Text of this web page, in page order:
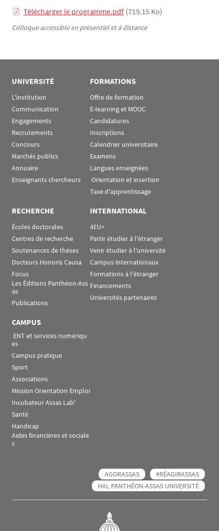
Télécharger le programme.pdf (719.15 Ko)
Colloque accessible en présentiel et à distance
UNIVERSITÉ
L'institution
Communication
Engagements
Recrutements
Concours
Marchés publics
Annuaire
Enseignants chercheurs
FORMATIONS
Offre de formation
E-learning et MOOC
Candidatures
Inscriptions
Calendrier universitaire
Examens
Langues enseignées
Orientation et insertion
Taxe d'apprentissage
RECHERCHE
Écoles doctorales
Centres de recherche
Soutenances de thèses
Docteurs Honoris Causa
Focus
Les Éditions Panthéon-Ass
as
Publications
INTERNATIONAL
4EU+
Partir étudier à l'étranger
Venir étudier à l'université
Campus internationaux
Formations à l'étranger
Financements
Universités partenaires
CAMPUS
es
Campus pratique
Sport
Associations
Mission Orientation Emploi
Incubateur Assas Lab'
Santé
Handicap
Aides financières et sociale
s
AGORASSAS
#RÉAGIRASSAS
HAL PANTHÉON-ASSAS UNIVERSITÉ